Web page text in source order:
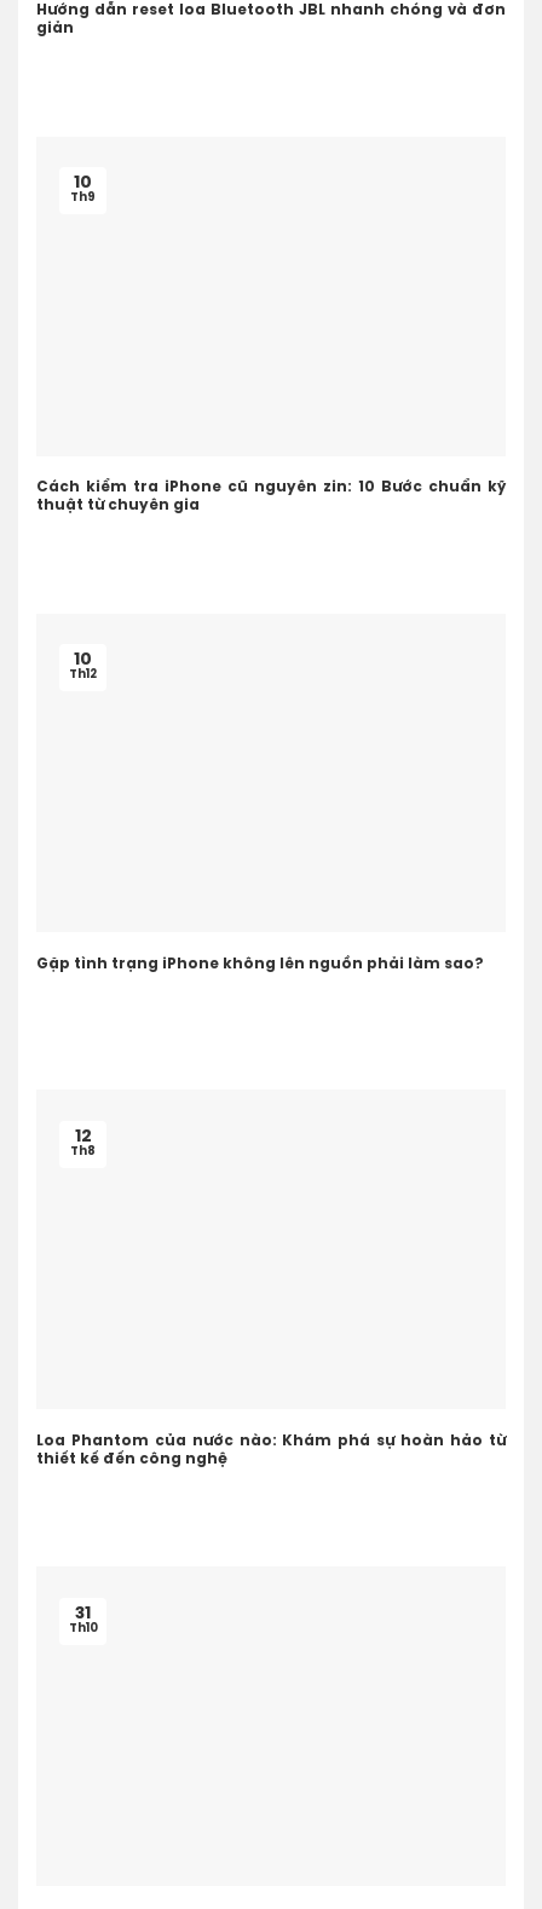
Hướng dẫn reset loa Bluetooth JBL nhanh chóng và đơn
giản
Cách kiểm tra iPhone cũ nguyên zin: 10 Bước chuẩn kỹ
thuật từ chuyên gia
10
Th9
Gặp tình trạng iPhone không lên nguồn phải làm sao?
10
Th12
Loa Phantom của nước nào: Khám phá sự hoàn hảo từ
thiết kế đến công nghệ
12
Th8
31
Th10